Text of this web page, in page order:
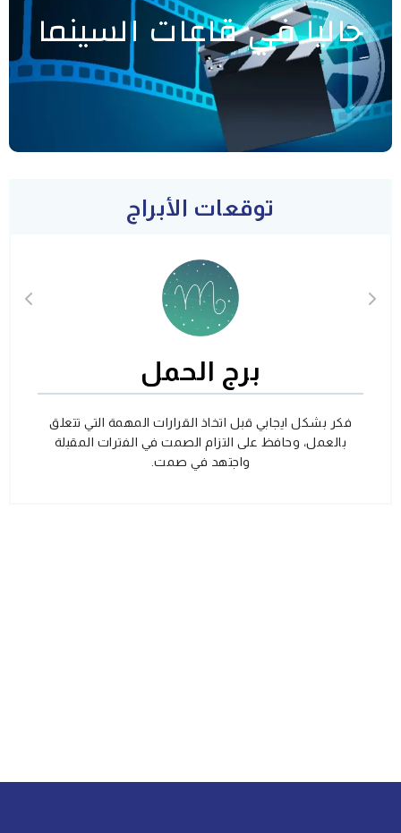
حاليا في قاعات السينما
توقعات الأبراج
برج الحمل
فكر بشكل ايجابي قبل اتخاذ القرارات المهمة التي تتعلق
بالعمل، وحافظ على التزام الصمت في الفترات المقبلة
واجتهد في صمت.